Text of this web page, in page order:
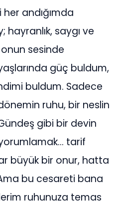
andığımda
saygı ve
sesinde
güç buldum,
buldum. Sadece
ruhu, bir neslin
gibi bir devin
tarif
büyük bir onur, hatta
bu cesareti bana
ruhunuza temas